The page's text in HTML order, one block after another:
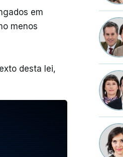
em
menos
desta lei,